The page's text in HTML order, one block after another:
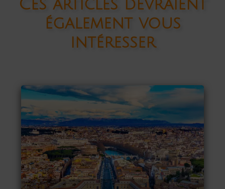
Ces articles devraient
également vous
intéresser